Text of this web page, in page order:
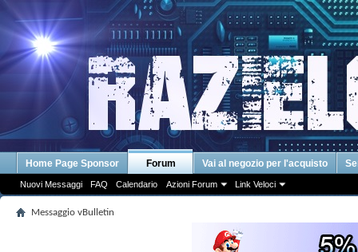
Home Page Sponsor Forum
Nuovi Messaggi FAQ Calendario Azioni Forum Link Veloci
Vai al negozio per l'acquisto
Messaggio vBulletin